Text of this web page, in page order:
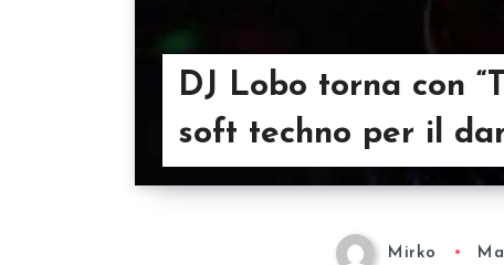
DJ Lobo torna con
soft techno per il
Mirko